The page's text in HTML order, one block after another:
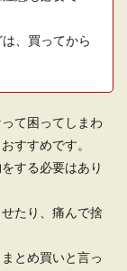
、買ってから
て困ってしまわ
すすめです。
する必要はあり
たり、痛んで捨
とめ買いと言っ